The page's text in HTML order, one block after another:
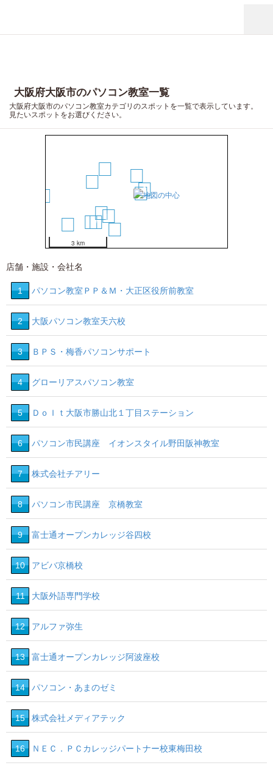
大阪府大阪市のパソコン教室一覧
大阪府大阪市のパソコン教室カテゴリのスポットを一覧で表示しています。
見たいスポットをお選びください。
1
7
8
10
11
12
14
15
17
18
19
20
3 km
店舗・施設・会社名
1 パソコン教室ＰＰ＆Ｍ・大正区役所前教室
2 大阪パソコン教室天六校
3 ＢＰＳ・梅香パソコンサポート
4 グローリアスパソコン教室
5 ＤｏＩｔ大阪市勝山北１丁目ステーション
6 パソコン市民講座 イオンスタイル野田阪神教室
7 株式会社チアリー
8 パソコン市民講座 京橋教室
9 富士通オープンカレッジ谷四校
10 アビバ京橋校
11 大阪外語専門学校
12 アルファ弥生
13 富士通オープンカレッジ阿波座校
14 パソコン・あまのゼミ
15 株式会社メディアテック
16 ＮＥＣ．ＰＣカレッジパートナー校東梅田校